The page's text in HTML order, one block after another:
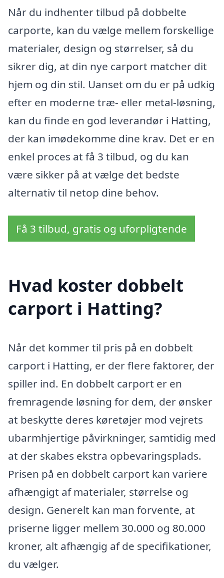
Når du indhenter tilbud på dobbelte
carporte, kan du vælge mellem forskellige
materialer, design og størrelser, så du
sikrer dig, at din nye carport matcher dit
hjem og din stil. Uanset om du er på udkig
efter en moderne træ- eller metal-løsning,
kan du finde en god leverandør i Hatting,
der kan imødekomme dine krav. Det er en
enkel proces at få 3 tilbud, og du kan
være sikker på at vælge det bedste
alternativ til netop dine behov.
Få 3 tilbud, gratis og uforpligtende
Hvad koster dobbelt
carport i Hatting?
Når det kommer til pris på en dobbelt
carport i Hatting, er der flere faktorer, der
spiller ind. En dobbelt carport er en
fremragende løsning for dem, der ønsker
at beskytte deres køretøjer mod vejrets
ubarmhjertige påvirkninger, samtidig med
at der skabes ekstra opbevaringsplads.
Prisen på en dobbelt carport kan variere
afhængigt af materialer, størrelse og
design. Generelt kan man forvente, at
priserne ligger mellem 30.000 og 80.000
kroner, alt afhængig af de specifikationer,
du vælger.